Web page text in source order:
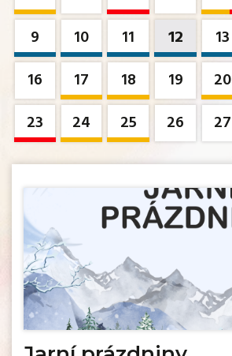
9
10 11 12 13
16
17 18 19 20
23
24 25 26 27